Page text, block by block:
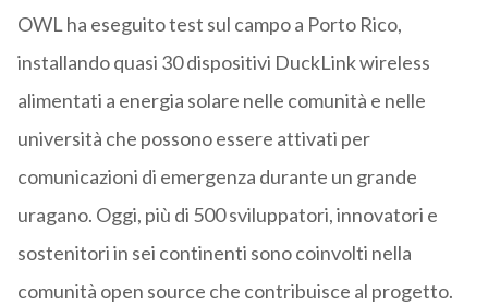
OWL ha eseguito test sul campo a Porto Rico,
installando quasi 30 dispositivi DuckLink wireless
alimentati a energia solare nelle comunità e nelle
università che possono essere attivati ​​per
comunicazioni di emergenza durante un grande
uragano. Oggi, più di 500 sviluppatori, innovatori e
sostenitori in sei continenti sono coinvolti nella
comunità open source che contribuisce al progetto.